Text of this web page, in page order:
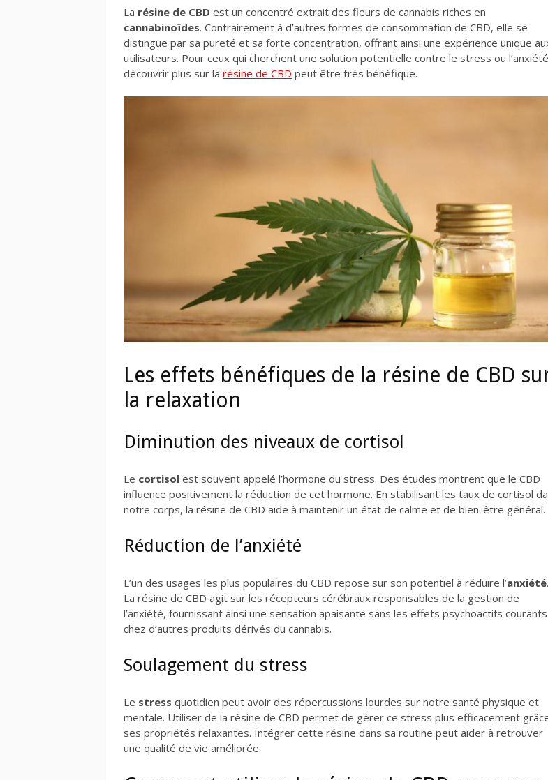
La résine de CBD est un concentré extrait des fleurs de cannabis riches en
cannabinoïdes. Contrairement à d’autres formes de consommation de CBD, elle se
distingue par sa pureté et sa forte concentration, offrant ainsi une expérience unique
utilisateurs. Pour ceux qui cherchent une solution potentielle contre le stress ou
découvrir plus sur la résine de CBD peut être très bénéfique.
Les effets bénéfiques de la résine de CBD
la relaxation
Diminution des niveaux de cortisol
Le cortisol est souvent appelé l’hormone du stress. Des études montrent que le CBD
influence positivement la réduction de cet hormone. En stabilisant les taux de cortisol
notre corps, la résine de CBD aide à maintenir un état de calme et de bien-être général.
Réduction de l’anxiété
L’un des usages les plus populaires du CBD repose sur son potentiel à réduire l’anxiété.
La résine de CBD agit sur les récepteurs cérébraux responsables de la gestion de
l’anxiété, fournissant ainsi une sensation apaisante sans les effets psychoactifs courants
chez d’autres produits dérivés du cannabis.
Soulagement du stress
Le stress quotidien peut avoir des répercussions lourdes sur notre santé physique et
mentale. Utiliser de la résine de CBD permet de gérer ce stress plus efficacement
ses propriétés relaxantes. Intégrer cette résine dans sa routine peut aider à retrouver
une qualité de vie améliorée.